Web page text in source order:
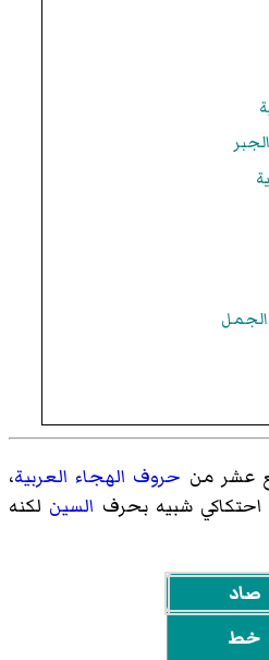
عشر من حروف الهجاء العربية،
شبيه بحرف السين لكنه
صاد
خط